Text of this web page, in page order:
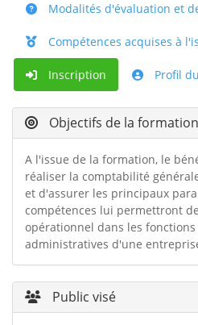
Modalités d'évaluation et
Compétences acquises à
Inscription Profil
Objectifs de la formation
A l'issue de la formation, le
réaliser la comptabilité
et d'assurer les principaux
compétences lui permettront
opérationnel dans les
administratives d'une
Public visé